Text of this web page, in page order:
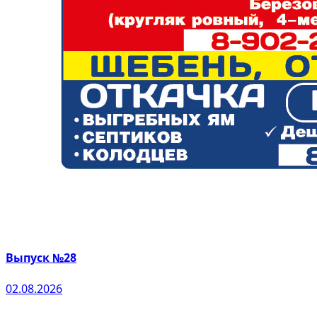
Выпуск №28
02.08.2026